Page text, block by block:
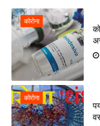
कोरोना
कोरोना